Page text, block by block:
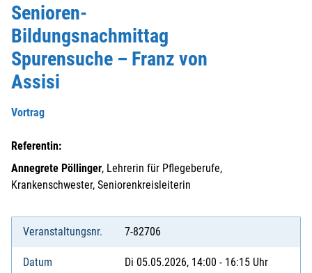
Senioren-
Bildungsnachmittag
Spurensuche – Franz von
Assisi
Vortrag
Referentin:
Annegrete Pöllinger, Lehrerin für Pflegeberufe,
Krankenschwester, Seniorenkreisleiterin
Veranstaltungsnr. 7-82706
Datum Di 05.05.2026, 14:00 - 16:15 Uhr